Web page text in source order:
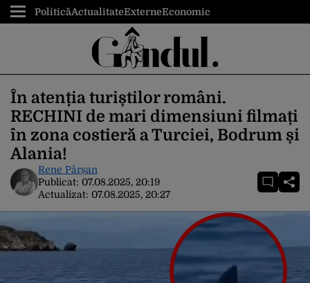
PoliticăActualitateExterneEconomic
În atenția turiștilor români.
RECHINI de mari dimensiuni filmați
în zona costieră a Turciei, Bodrum și
Alania!
Rene Pârșan
Publicat: 07.08.2025, 20:19
Actualizat: 07.08.2025, 20:27